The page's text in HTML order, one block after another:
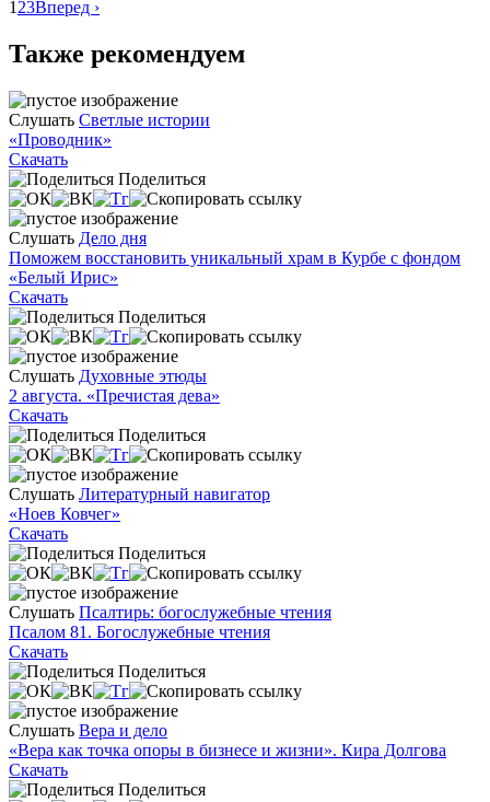
1 23Вперед ›
Также рекомендуем
Слушать Светлые истории
«Проводник»
Скачать
Поделиться
Слушать Дело дня
Поможем восстановить уникальный храм в Курбе с фондом
«Белый Ирис»
Скачать
Поделиться
Слушать Духовные этюды
2 августа. «Пречистая дева»
Скачать
Поделиться
Слушать Литературный навигатор
«Ноев Ковчег»
Скачать
Поделиться
Слушать Псалтирь: богослужебные чтения
Псалом 81. Богослужебные чтения
Скачать
Поделиться
Слушать Вера и дело
«Вера как точка опоры в бизнесе и жизни». Кира Долгова
Скачать
Поделиться